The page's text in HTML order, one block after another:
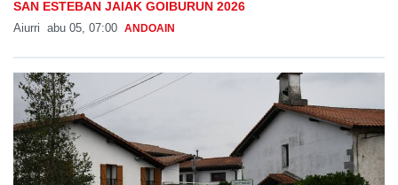
SAN ESTEBAN JAIAK GOIBURUN 2026
Aiurri abu 05, 07:00 ANDOAIN